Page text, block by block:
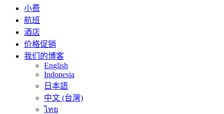
小费
航班
酒店
价格促销
我们的博客
English
Indonesia
日本語
中文 (台灣)
ไทย